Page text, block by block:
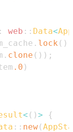
: web :: Data<
. lock ( )
. clone ( ) ) ;
.0 )
< ( ) >
{
:: new(